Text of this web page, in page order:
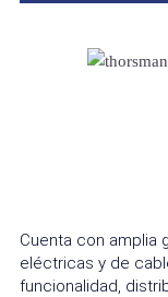
Cuenta con amplia
eléctricas y de
funcionalidad,